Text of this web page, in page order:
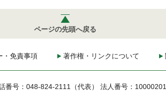
ページの先頭へ戻る
・免責事項 著作権・リンクについて
番号：048-824-2111（代表） 法人番号：